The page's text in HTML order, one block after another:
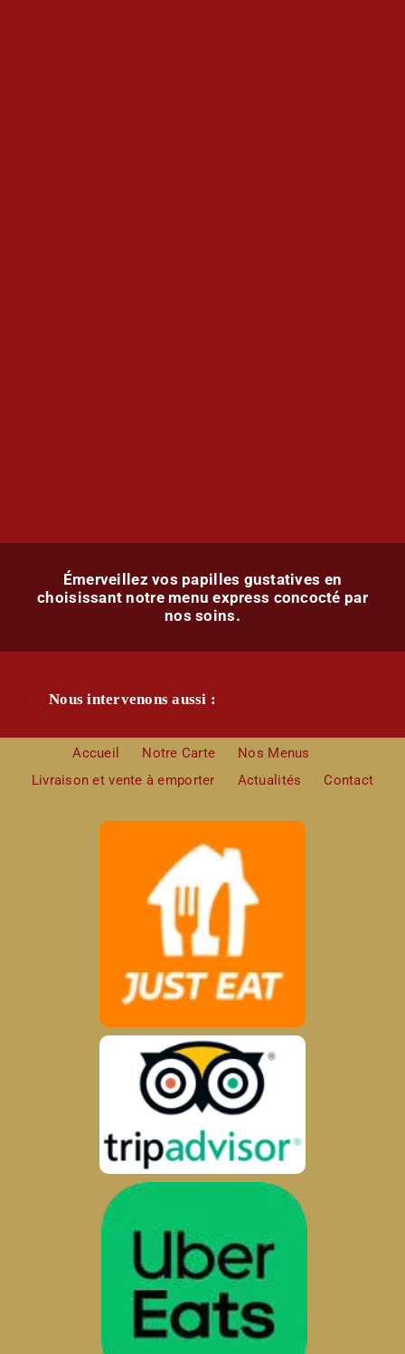
Émerveillez vos papilles gustatives en
choisissant notre menu express concocté par
nos soins.
Nous intervenons aussi :
Accueil Notre Carte
Nos Menus
Livraison et vente à emporter
Actualités Contact